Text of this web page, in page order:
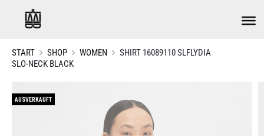
START SHOP WOMEN
SHIRT 16089110 SLFLYDIA
SLO-NECK BLACK
AUSVERKAUFT